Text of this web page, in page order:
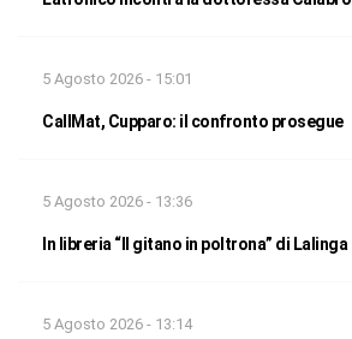
5 Agosto 2026 - 15:01
CallMat, Cupparo: il confronto prosegue
5 Agosto 2026 - 13:36
In libreria “Il gitano in poltrona” di Lalinga
5 Agosto 2026 - 13:14